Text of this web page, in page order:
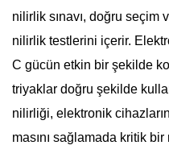
nilirlik sınavı, doğru seçim
nilirlik testlerini içerir.
C gücün etkin bir şekilde
triyaklar doğru şekilde
nilirliği, elektronik
masını sağlamada kritik bir